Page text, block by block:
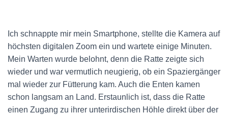
Ich schnappte mir mein Smartphone, stellte die Kamera auf
höchsten digitalen Zoom ein und wartete einige Minuten.
Mein Warten wurde belohnt, denn die Ratte zeigte sich
wieder und war vermutlich neugierig, ob ein Spaziergänger
mal wieder zur Fütterung kam. Auch die Enten kamen
schon langsam an Land. Erstaunlich ist, dass die Ratte
einen Zugang zu ihrer unterirdischen Höhle direkt über der